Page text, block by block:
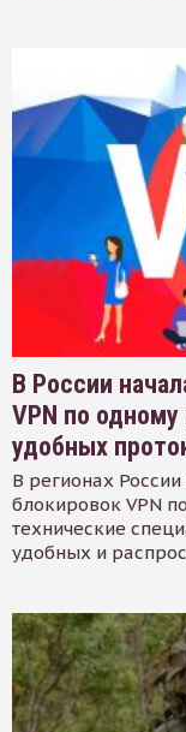
В России
VPN по
удобных
В регионах
блокировок VPN
технические
удобных и